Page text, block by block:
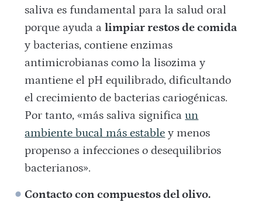
saliva es fundamental para la salud oral
porque ayuda alimpiar restos de comida
y bacterias, contiene enzimas
antimicrobianas como la lisozima y
mantiene el pH equilibrado, dificultando
el crecimiento de bacterias cariogénicas.
Por tanto, «más saliva significaun
ambiente bucal más estable y menos
propenso a infecciones o desequilibrios
bacterianos».
Contacto con compuestos del olivo.